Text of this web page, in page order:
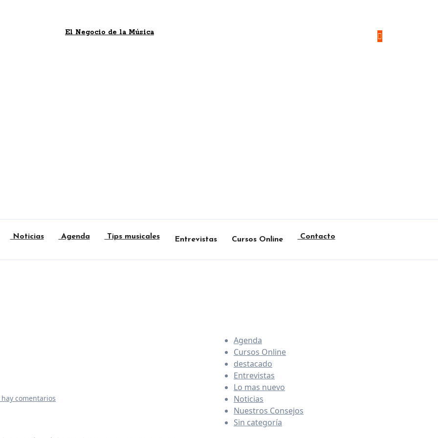
El Negocio de la Música
Noticias Agenda Tips musicales Entrevistas Cursos Online Contacto
hay comentarios
Agenda
Cursos Online
destacado
Entrevistas
Lo mas nuevo
Noticias
Nuestros Consejos
Sin categoría